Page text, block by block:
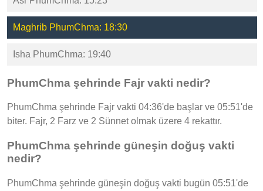
Maghrib PhumChma: 18:30
Isha PhumChma: 19:40
PhumChma şehrinde Fajr vakti nedir?
PhumChma şehrinde Fajr vakti 04:36'de başlar ve 05:51'de
biter. Fajr, 2 Farz ve 2 Sünnet olmak üzere 4 rekattır.
PhumChma şehrinde güneşin doğuş vakti
nedir?
PhumChma şehrinde güneşin doğuş vakti bugün 05:51'de